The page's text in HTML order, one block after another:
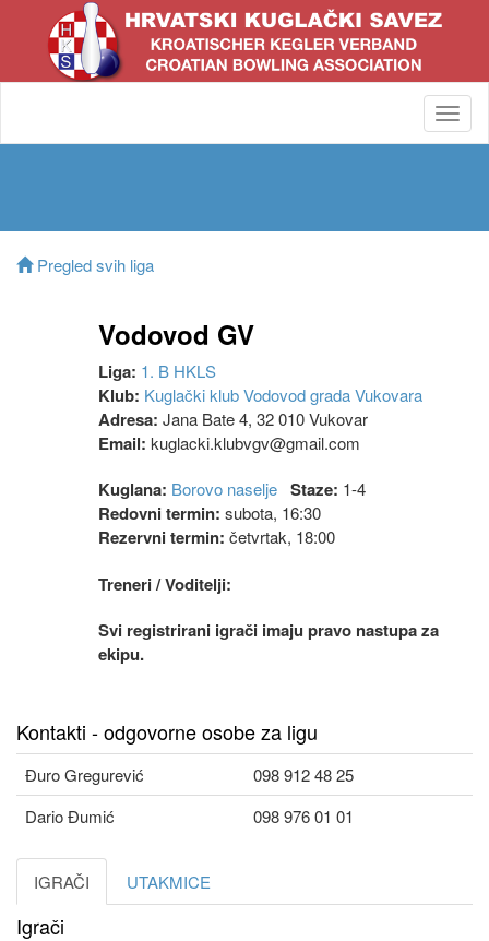
Pregled svih liga
Vodovod GV
Liga: 1. B HKLS
Klub: Kuglački klub Vodovod grada Vukovara
Adresa: Jana Bate 4, 32 010 Vukovar
Email: kuglacki.klubvgv@gmail.com
Kuglana: Borovo naselje Staze: 1-4
Redovni termin: subota, 16:30
Rezervni termin: četvrtak, 18:00
Treneri / Voditelji:
Svi registrirani igrači imaju pravo nastupa za
ekipu.
Kontakti - odgovorne osobe za ligu
Đuro Gregurević
098 912 48 25
Dario Đumić
098 976 01 01
IGRAČI UTAKMICE
Igrači